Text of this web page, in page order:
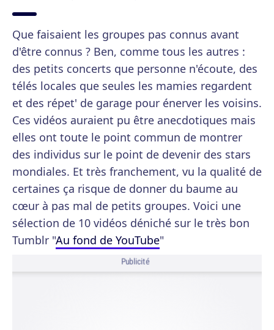
Que faisaient les groupes pas connus avant
d'être connus ? Ben, comme tous les autres :
des petits concerts que personne n'écoute, des
télés locales que seules les mamies regardent
et des répet' de garage pour énerver les voisins.
Ces vidéos auraient pu être anecdotiques mais
elles ont toute le point commun de montrer
des individus sur le point de devenir des stars
mondiales. Et très franchement, vu la qualité de
certaines ça risque de donner du baume au
cœur à pas mal de petits groupes. Voici une
sélection de 10 vidéos déniché sur le très bon
Tumblr "Au fond de YouTube"
Publicité